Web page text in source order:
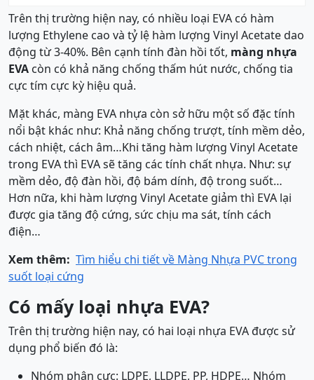
Trên thị trường hiện nay, có nhiều loại EVA có hàm
lượng Ethylene cao và tỷ lệ hàm lượng Vinyl Acetate dao
động từ 3-40%. Bên cạnh tính đàn hồi tốt, màng nhựa
EVA còn có khả năng chống thấm hút nước, chống tia
cực tím cực kỳ hiệu quả.
Mặt khác, màng EVA nhựa còn sở hữu một số đặc tính
nổi bật khác như: Khả năng chống trượt, tính mềm dẻo,
cách nhiệt, cách âm…Khi tăng hàm lượng Vinyl Acetate
trong EVA thì EVA sẽ tăng các tính chất nhựa. Như: sự
mềm dẻo, độ đàn hồi, độ bám dính, độ trong suốt…
Hơn nữa, khi hàm lượng Vinyl Acetate giảm thì EVA lại
được gia tăng độ cứng, sức chịu ma sát, tính cách
điện…
Xem thêm: Tìm hiểu chi tiết về Màng Nhựa PVC trong
suốt loại cứng
Có mấy loại nhựa EVA?
Trên thị trường hiện nay, có hai loại nhựa EVA được sử
dụng phổ biến đó là:
Nhóm phân cực: LDPE, LLDPE, PP, HDPE… Nhóm